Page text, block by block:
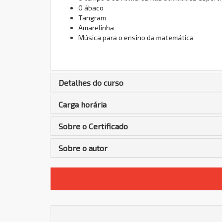
O ábaco
Tangram
Amarelinha
Música para o ensino da matemática
Detalhes do curso
Carga horária
Sobre o Certificado
Sobre o autor